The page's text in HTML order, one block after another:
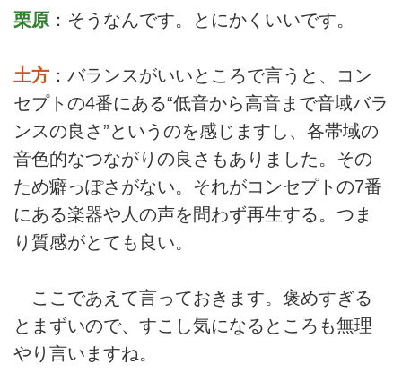
栗原 ：そうなんです。とにかくいいです。
土方 ：バランスがいいところで言うと、コン
セプトの4番にある“低音から高音まで音域バラ
ンスの良さ”というのを感じますし、各帯域の
音色的なつながりの良さもありました。その
ため癖っぽさがない。それがコンセプトの7番
にある楽器や人の声を問わず再生する。つま
り質感がとても良い。
ここであえて言っておきます。褒めすぎる
とまずいので、すこし気になるところも無理
やり言いますね。